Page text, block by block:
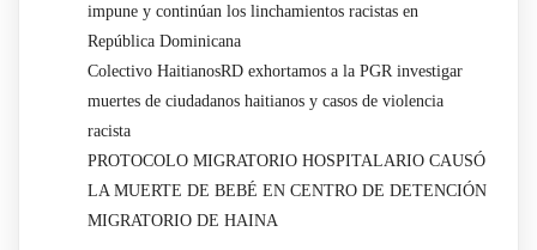
impune y continúan los linchamientos racistas en
República Dominicana
Colectivo HaitianosRD exhortamos a la PGR investigar
muertes de ciudadanos haitianos y casos de violencia
racista
PROTOCOLO MIGRATORIO HOSPITALARIO CAUSÓ
LA MUERTE DE BEBÉ EN CENTRO DE DETENCIÓN
MIGRATORIO DE HAINA